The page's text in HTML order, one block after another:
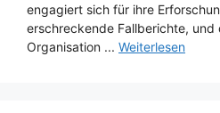
engagiert sich für ihre
erschreckende Fallberichte, und
Organisation ... Weiterlesen